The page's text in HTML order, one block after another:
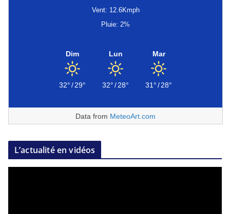
Vent: 12.6Kmph
Pluie: 2%
Dim
32°/29°
Lun
32°/28°
Mar
31°/28°
Data from MeteoArt.com
L’actualité en vidéos